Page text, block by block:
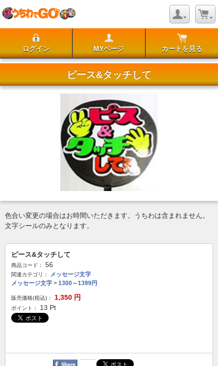
ログイン MYページ カートを見る
ピース&タッチして
色合い変更の場合はお時間いただきます。うちわは含まれません。
文字シールのみとなります。
ピース&タッチして
商品コード： 56
関連カテゴリ：
メッセージ文字
メッセージ文字 > 1300～1399円
販売価格(税込)： 1,350 円
ポイント： 13 Pt